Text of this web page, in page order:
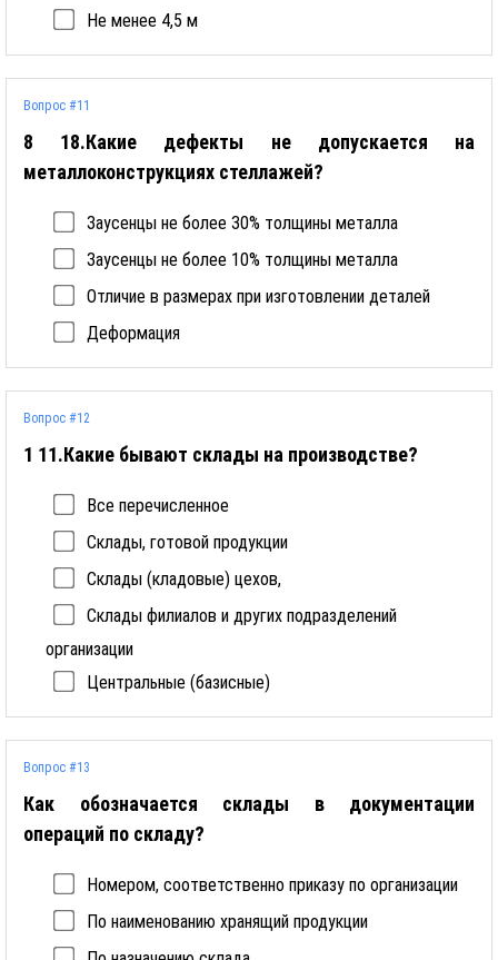
Не менее 4,5 м
Вопрос #11
8 18.Какие дефекты не допускается на
металлоконструкциях стеллажей?
Заусенцы не более 30% толщины металла
Заусенцы не более 10% толщины металла
Отличие в размерах при изготовлении деталей
Деформация
Вопрос #12
1 11.Какие бывают склады на производстве?
Все перечисленное
Склады, готовой продукции
Склады (кладовые) цехов,
Склады филиалов и других подразделений
организации
Центральные (базисные)
Вопрос #13
Как обозначается склады в документации
операций по складу?
Номером, соответственно приказу по организации
По наименованию хранящий продукции